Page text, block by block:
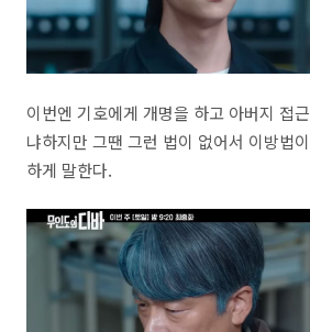
이번엔 기호에게 개명을 하고 아버지 접
냐하지만 그땐 그런 법이 없어서 이방법
하게 말한다.